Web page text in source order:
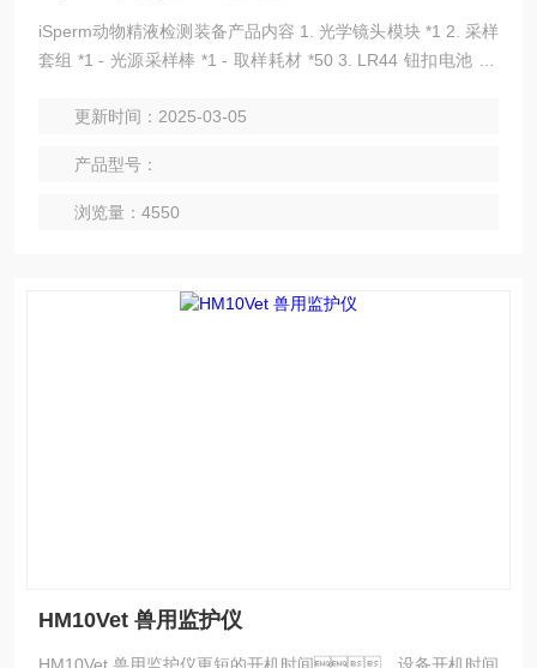
iSperm动物精液检测装备产品内容 1. 光学镜头模块 *1 2. 采样
套组 *1 - 光源采样棒 *1 - 取样耗材 *50 3. LR44 钮扣电池 * 3
更新时间：2025-03-05
产品型号：
浏览量：4550
HM10Vet 兽用监护仪